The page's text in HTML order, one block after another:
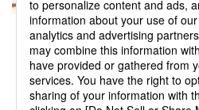
RORO船